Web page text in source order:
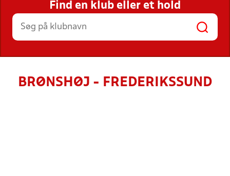
STILLINGER, RESULTATER, KLUBBER OG
HOLD
Find en klub eller et hold
BRØNSHØJ - FREDERIKSSUND